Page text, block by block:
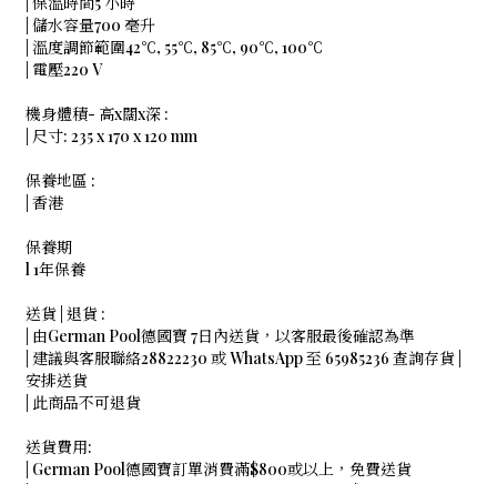
| 儲水容量700 毫升
| 溫度調節範圍42℃, 55℃, 85℃, 90℃, 100℃
| 電壓220 V
機身體積- 高x闊x深 :
| 尺寸: 235 x 170 x 120 mm
保養地區 :
| 香港
保養期
l 1年保養
送貨 | 退貨 :
| 由German Pool德國寶 7日內送貨，以客服最後確認為準
| 建議與客服聯絡28822230 或 WhatsApp 至 65985236 查詢存貨 |
安排送貨
| 此商品不可退貨
送貨費用:
| German Pool德國寶訂單消費滿$800或以上，免費送貨